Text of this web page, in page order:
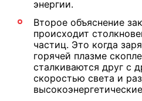
энергии.
Второе объяснение
происходит
частиц. Это когда
горячей плазме
сталкиваются друг с
скоростью света и